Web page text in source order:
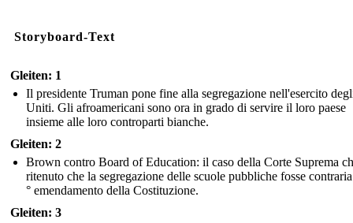
Storyboard-Text
Gleiten: 1
Il presidente Truman pone fine alla segregazione nell'esercito
Uniti. Gli afroamericani sono ora in grado di servire il loro paese
insieme alle loro controparti bianche.
Gleiten: 2
Brown contro Board of Education: il caso della Corte Suprema
ritenuto che la segregazione delle scuole pubbliche fosse
° emendamento della Costituzione.
Gleiten: 3